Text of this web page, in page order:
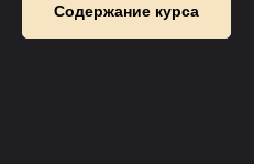
Содержание курса